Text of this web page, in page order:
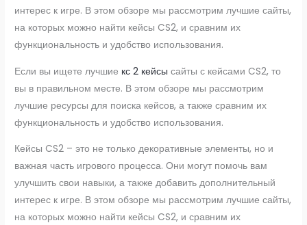
интерес к игре. В этом обзоре мы рассмотрим лучшие сайты,
на которых можно найти кейсы CS2, и сравним их
функциональность и удобство использования.
Если вы ищете лучшие кс 2 кейсы сайты с кейсами CS2, то
вы в правильном месте. В этом обзоре мы рассмотрим
лучшие ресурсы для поиска кейсов, а также сравним их
функциональность и удобство использования.
Кейсы CS2 – это не только декоративные элементы, но и
важная часть игрового процесса. Они могут помочь вам
улучшить свои навыки, а также добавить дополнительный
интерес к игре. В этом обзоре мы рассмотрим лучшие сайты,
на которых можно найти кейсы CS2, и сравним их